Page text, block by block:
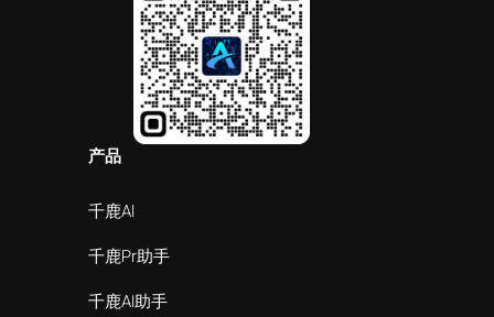
产品
千鹿AI
千鹿Pr助手
千鹿AI助手